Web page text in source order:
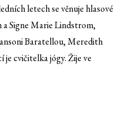
letech se věnuje hlasové
Signe Marie Lindstrom,
Baratellou, Meredith
cvičitelka jógy. Žije ve